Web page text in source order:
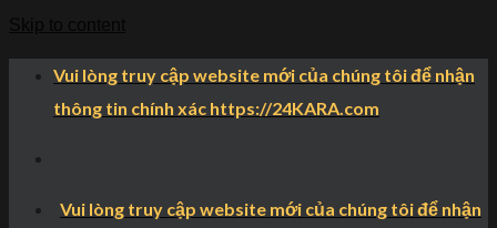
Vui lòng truy cập website mới của chúng tôi để nhận
thông tin chính xác https://24KARA.com
Vui lòng truy cập website mới của chúng tôi để nhận